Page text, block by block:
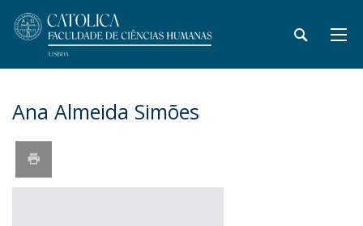
Ana Almeida Simões